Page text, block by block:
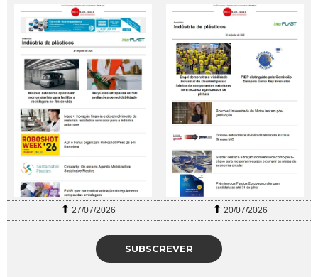
27/07/2026 20/07/2026
SUBSCREVER